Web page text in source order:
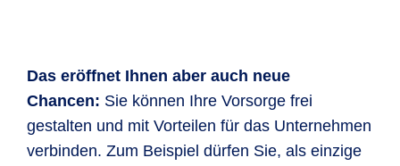
Das eröffnet Ihnen aber auch neue
Chancen: Sie können Ihre Vorsorge frei
gestalten und mit Vorteilen für das Unternehmen
verbinden. Zum Beispiel dürfen Sie, als einzige